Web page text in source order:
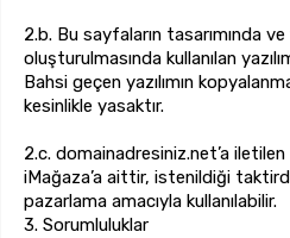
2.b. Bu sayfaların tasarımında
oluşturulmasında kullanılan
Bahsi geçen yazılımın
kesinlikle yasaktır.
2.c. domainadresiniz.net’a
iMağaza’a aittir, istenildiği
pazarlama amacıyla kullanılabilir.
3. Sorumluluklar